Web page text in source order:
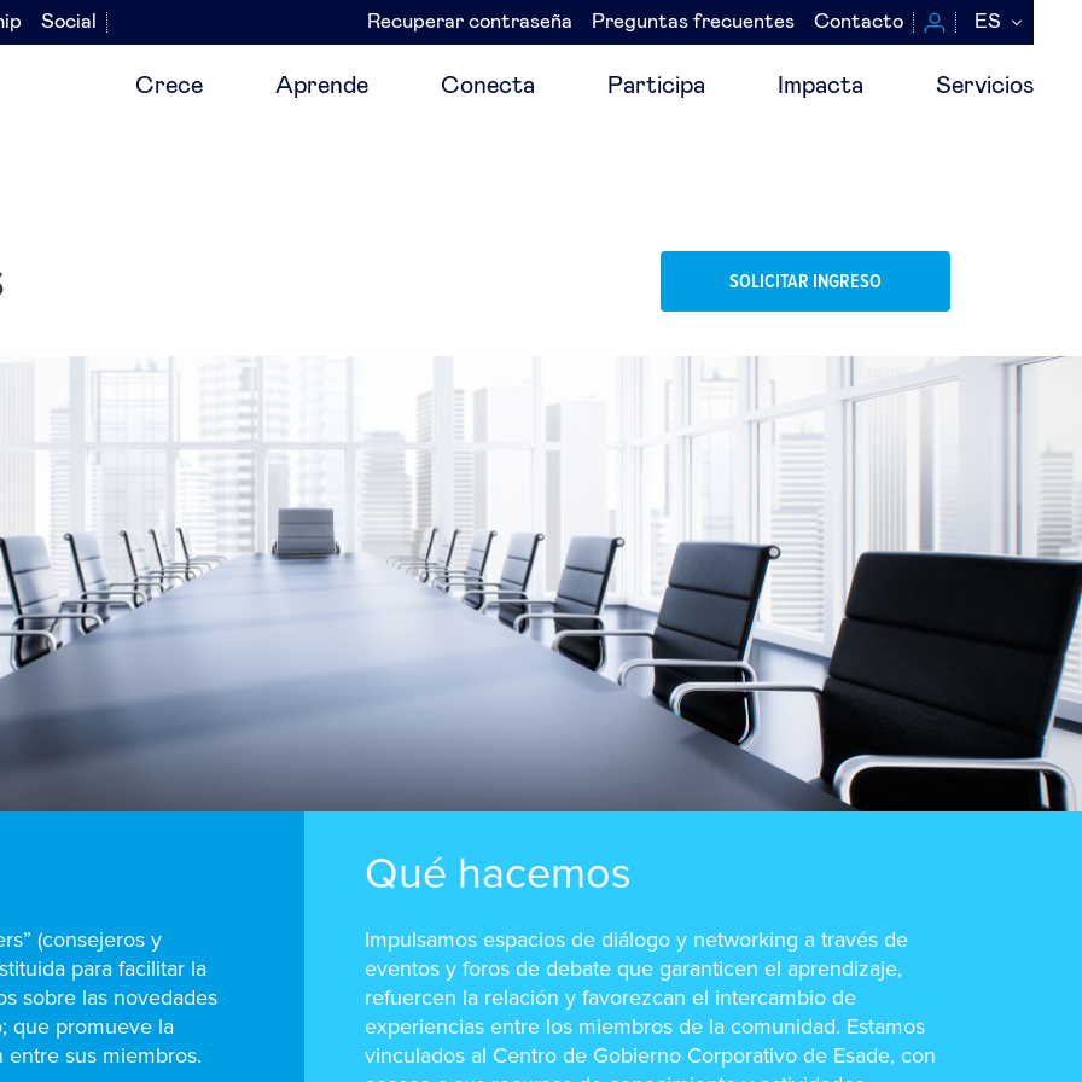
Social
Navegación
secundaria
Recuperar contraseña Preguntas frecuentes Contacto ES
Crece Aprende Conecta Participa Impacta Servicios
SOLICITAR INGRESO
(consejeros y
para facilitar la
sobre las novedades
que promueve la
sus miembros.
Qué hacemos
Impulsamos espacios de diálogo y networking a través de
eventos y foros de debate que garanticen el aprendizaje,
refuercen la relación y favorezcan el intercambio de
experiencias entre los miembros de la comunidad. Estamos
vinculados al Centro de Gobierno Corporativo de Esade, con